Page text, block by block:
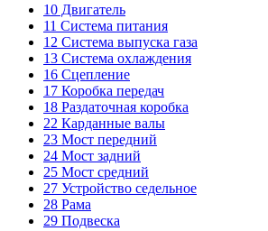
10 Двигатель
11 Система питания
12 Система выпуска газа
13 Система охлаждения
16 Сцепление
17 Коробка передач
18 Раздаточная коробка
22 Карданные валы
23 Мост передний
24 Мост задний
25 Мост средний
27 Устройство седельное
28 Рама
29 Подвеска